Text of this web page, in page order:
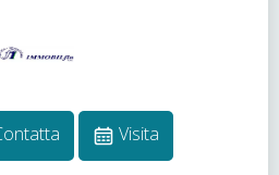
Visita